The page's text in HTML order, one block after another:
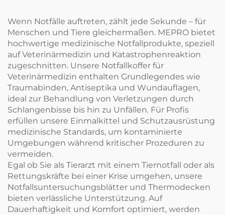
Wenn Notfälle auftreten, zählt jede Sekunde – für
Menschen und Tiere gleichermaßen. MEPRO bietet
hochwertige medizinische Notfallprodukte, speziell
auf Veterinärmedizin und Katastrophenreaktion
zugeschnitten. Unsere Notfallkoffer für
Veterinärmedizin enthalten Grundlegendes wie
Traumabinden, Antiseptika und Wundauflagen,
ideal zur Behandlung von Verletzungen durch
Schlangenbisse bis hin zu Unfällen. Für Profis
erfüllen unsere Einmalkittel und Schutzausrüstung
medizinische Standards, um kontaminierte
Umgebungen während kritischer Prozeduren zu
vermeiden.
Egal ob Sie als Tierarzt mit einem Tiernotfall oder als
Rettungskräfte bei einer Krise umgehen, unsere
Notfallsuntersuchungsblätter und Thermodecken
bieten verlässliche Unterstützung. Auf
Dauerhaftigkeit und Komfort optimiert, werden